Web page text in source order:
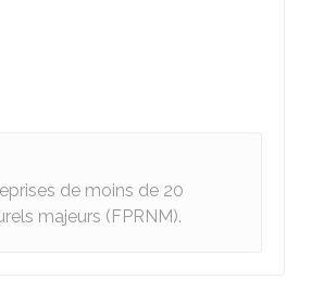
de moins de 20
majeurs (FPRNM).